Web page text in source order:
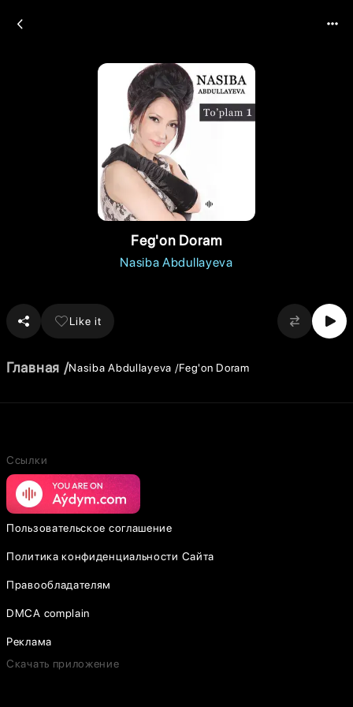
Feg'on Doram
Nasiba Abdullayeva
Like it
Главная Nasiba Abdullayeva Feg'on Doram
Ссылки
Пользовательское соглашение
Политика конфиденциальности Сайта
Правообладателям
DMCA complain
Реклама
Скачать приложение